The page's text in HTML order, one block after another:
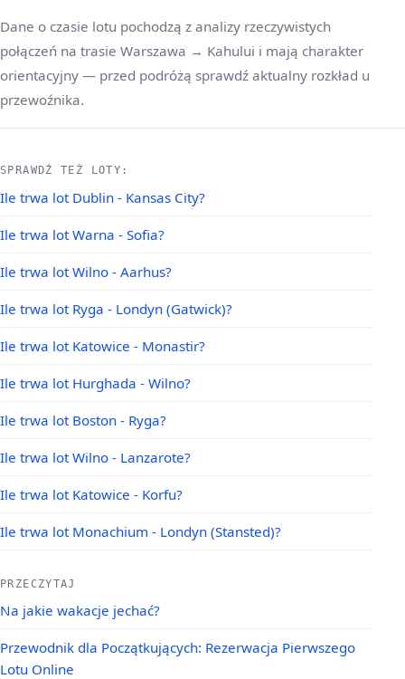
Dane o czasie lotu pochodzą z analizy rzeczywistych
połączeń na trasie Warszawa → Kahului i mają charakter
orientacyjny — przed podróżą sprawdź aktualny rozkład u
przewoźnika.
SPRAWDŹ TEŻ LOTY:
Ile trwa lot Dublin - Kansas City?
Ile trwa lot Warna - Sofia?
Ile trwa lot Wilno - Aarhus?
Ile trwa lot Ryga - Londyn (Gatwick)?
Ile trwa lot Katowice - Monastir?
Ile trwa lot Hurghada - Wilno?
Ile trwa lot Boston - Ryga?
Ile trwa lot Wilno - Lanzarote?
Ile trwa lot Katowice - Korfu?
Ile trwa lot Monachium - Londyn (Stansted)?
PRZECZYTAJ
Na jakie wakacje jechać?
Przewodnik dla Początkujących: Rezerwacja Pierwszego
Lotu Online